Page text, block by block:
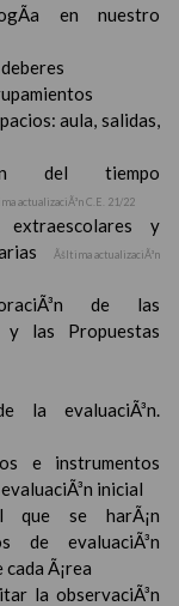
en nuestro
aula, salidas,
del tiempo
actualizaciÃ³n C.E. 21/22
extraescolares y
Ãšltima actualizaciÃ³n
de las
y las Propuestas
la evaluaciÃ³n.
e instrumentos
inicial
que se harÃ¡n
de evaluaciÃ³n
Ã¡rea
la observaciÃ³n